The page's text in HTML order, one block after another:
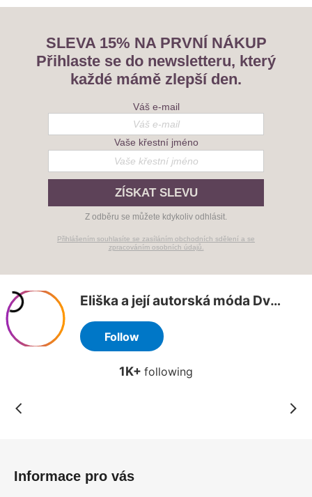
SLEVA 15% NA PRVNÍ NÁKUP
Přihlaste se do newsletteru, který
každé mámě zlepší den.
Váš e-mail
Vaše křestní jméno
ZÍSKAT SLEVU
Z odběru se můžete kdykoliv odhlásit.
Přihlášením souhlasíte se zasíláním obchodních sdělení a se
zpracováním osobních údajů.
Informace pro vás